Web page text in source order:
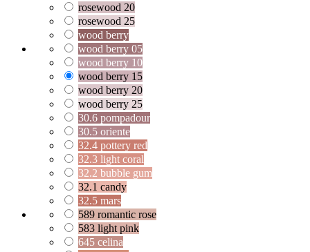
rosewood 20
rosewood 25
wood berry
wood berry 05
wood berry 10
wood berry 15
wood berry 20
wood berry 25
30.6 pompadour
30.5 oriente
32.4 pottery red
32.3 light coral
32.2 bubble gum
32.1 candy
32.5 mars
589 romantic rose
583 light pink
645 celina